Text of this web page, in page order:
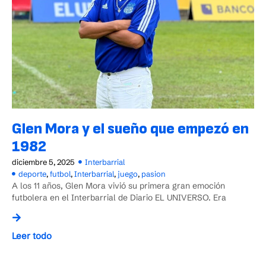
Glen Mora y el sueño que empezó en
1982
diciembre 5, 2025
Interbarrial
deporte,futbol,Interbarrial, juego, pasion
A los 11 años, Glen Mora vivió su primera gran emoción
futbolera en el Interbarrial de Diario EL UNIVERSO. Era
Leer todo